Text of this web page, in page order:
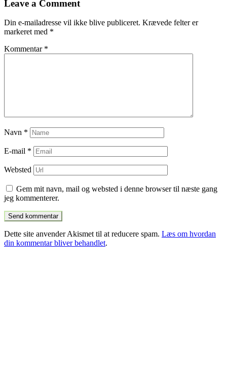
Leave a Comment
Din e-mailadresse vil ikke blive publiceret. Krævede felter er
markeret med *
Kommentar *
Navn *
E-mail *
Websted
Gem mit navn, mail og websted i denne browser til næste gang
jeg kommenterer.
Dette site anvender Akismet til at reducere spam. Læs om hvordan
din kommentar bliver behandlet.